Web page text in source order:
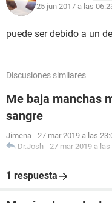
25 jun 2017 a las
puede ser debido a un
Discusiones similares
Me baja manchas
sangre
Jimena - 27 mar 2019 a las
Dr.Josh - 27 mar 2019 a las
1 respuesta